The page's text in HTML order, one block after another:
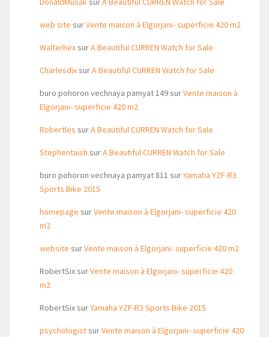
web site surVente maison à Elgorjani- superficie 420 m2
WalterhexsurA Beautiful CURREN Watch for Sale
CharlesdixsurA Beautiful CURREN Watch for Sale
buro pohoron vechnaya pamyat 149surVente maison à
Elgorjani- superficie 420 m2
Robertles surA Beautiful CURREN Watch for Sale
Stephentaish surA Beautiful CURREN Watch for Sale
buro pohoron vechnaya pamyat 811 surYamaha YZF-R3
Sports Bike 2015
homepage surVente maison à Elgorjani- superficie 420
m2
website surVente maison à Elgorjani- superficie 420 m2
RobertSixsurVente maison à Elgorjani- superficie 420
m2
RobertSixsurYamaha YZF-R3 Sports Bike 2015
psychologistsurVente maison à Elgorjani- superficie 420